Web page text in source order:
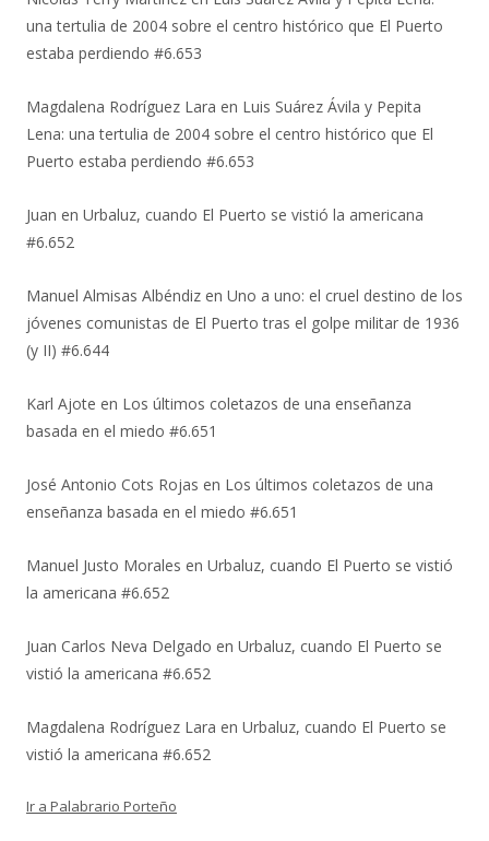
una tertulia de 2004 sobre el centro histórico que El Puerto
estaba perdiendo #6.653
Magdalena Rodríguez Lara en Luis Suárez Ávila y Pepita
Lena: una tertulia de 2004 sobre el centro histórico que El
Puerto estaba perdiendo #6.653
Juan en Urbaluz, cuando El Puerto se vistió la americana
#6.652
Manuel Almisas Albéndiz en Uno a uno: el cruel destino de los
jóvenes comunistas de El Puerto tras el golpe militar de 1936
(y II) #6.644
Karl Ajote en Los últimos coletazos de una enseñanza
basada en el miedo #6.651
José Antonio Cots Rojas en Los últimos coletazos de una
enseñanza basada en el miedo #6.651
Manuel Justo Morales en Urbaluz, cuando El Puerto se vistió
la americana #6.652
Juan Carlos Neva Delgado en Urbaluz, cuando El Puerto se
vistió la americana #6.652
Magdalena Rodríguez Lara en Urbaluz, cuando El Puerto se
vistió la americana #6.652
Ir a Palabrario Porteño